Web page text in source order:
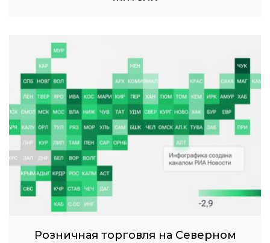
Розничная торговля на Северном